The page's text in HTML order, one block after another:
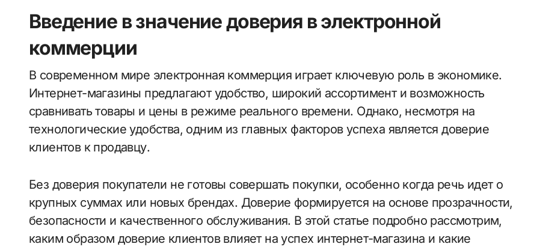
Введение в значение доверия в электронной
коммерции
В современном мире электронная коммерция играет ключевую роль в экономике.
Интернет-магазины предлагают удобство, широкий ассортимент и возможность
сравнивать товары и цены в режиме реального времени. Однако, несмотря на
технологические удобства, одним из главных факторов успеха является доверие
клиентов к продавцу.
Без доверия покупатели не готовы совершать покупки, особенно когда речь идет о
крупных суммах или новых брендах. Доверие формируется на основе прозрачности,
безопасности и качественного обслуживания. В этой статье подробно рассмотрим,
каким образом доверие клиентов влияет на успех интернет-магазина и какие